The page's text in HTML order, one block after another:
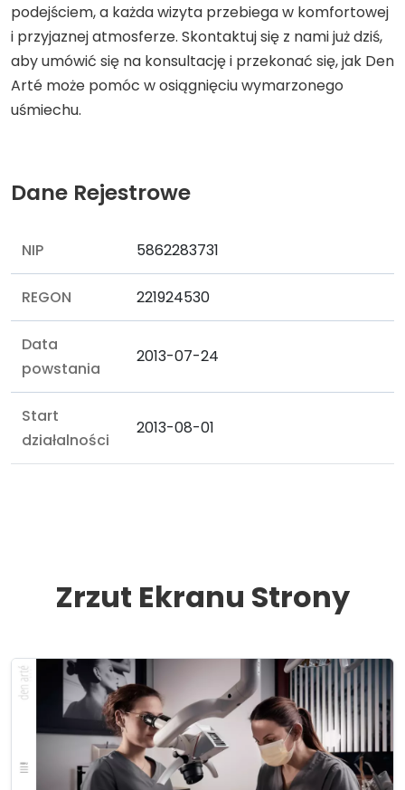
podejściem, a każda wizyta przebiega w komfortowej
i przyjaznej atmosferze. Skontaktuj się z nami już dziś,
aby umówić się na konsultację i przekonać się, jak Den
Arté może pomóc w osiągnięciu wymarzonego
uśmiechu.
Dane Rejestrowe
NIP 5862283731
REGON 221924530
Data
powstania
2013-07-24
Start
działalności
2013-08-01
Zrzut Ekranu Strony